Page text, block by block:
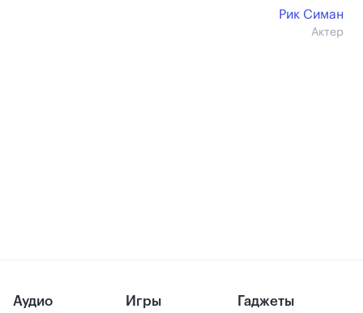
Рик Симан
Актер
Аудио Игры Гаджеты